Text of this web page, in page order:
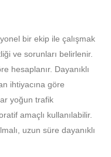
bir ekip ile çalışmak
ve sorunları belirlenir.
hesaplanır. Dayanıklı
ihtiyacına göre
yoğun trafik
amaçlı kullanılabilir.
uzun süre dayanıklı